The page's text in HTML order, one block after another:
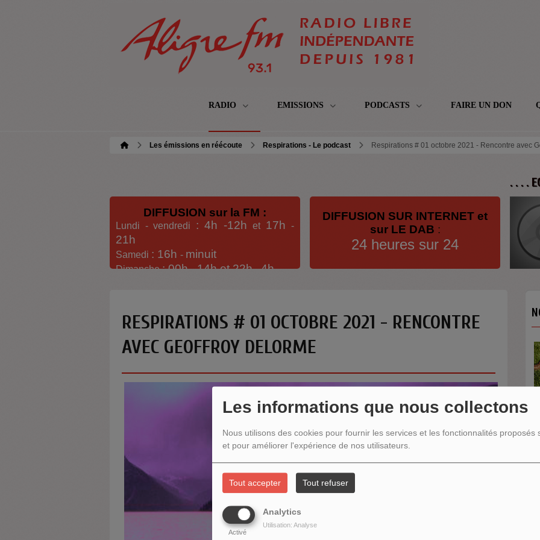
Les informations que nous collectons
Nous utilisons des cookies pour fournir les services et les fonctionnalités proposés
et pour améliorer l'expérience de nos utilisateurs.
Tout accepter Tout refuser
Analytics
Activé
Utilisation: Analyse
RADIO EMISSIONS PODCASTS FAIRE UN DON
Les émissions en réécoute Respirations - Le podcast Respirations # 01 octobre 2021 - Rencontre avec
DIFFUSION sur la FM :
Lundi - vendredi : 4h -12h et 17h -
21h
Samedi : 16h - minuit
Dimanche: 00h -14h et 22h-4h
DIFFUSION SUR INTERNET et
sur LE DAB :
24 heures sur 24
. . . .
RESPIRATIONS # 01 OCTOBRE 2021 - RENCONTRE
AVEC GEOFFROY DELORME